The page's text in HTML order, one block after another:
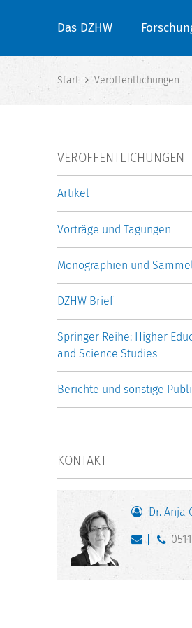
Das DZHW
Start Veröffentlichungen
VERÖFFENTLICHUNGEN
Artikel
Vorträge und Tagungen
Monographien und
DZHW Brief
Springer Reihe: Higher
and Science Studies
Berichte und sonstige
KONTAKT
Dr. Anja